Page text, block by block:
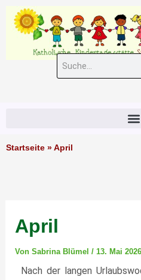
Zum
Inhalt
springen
Suche
Startseite » April
April
Von Sabrina Blümel / 13. Mai 2026
Nach der langen